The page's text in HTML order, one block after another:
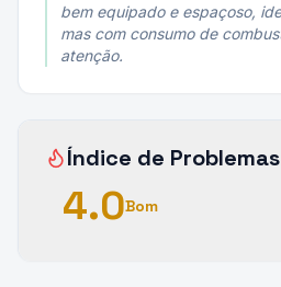
bem equipado e espaçoso,
mas com consumo de
atenção.
Índice de Problemas
4.0Bom